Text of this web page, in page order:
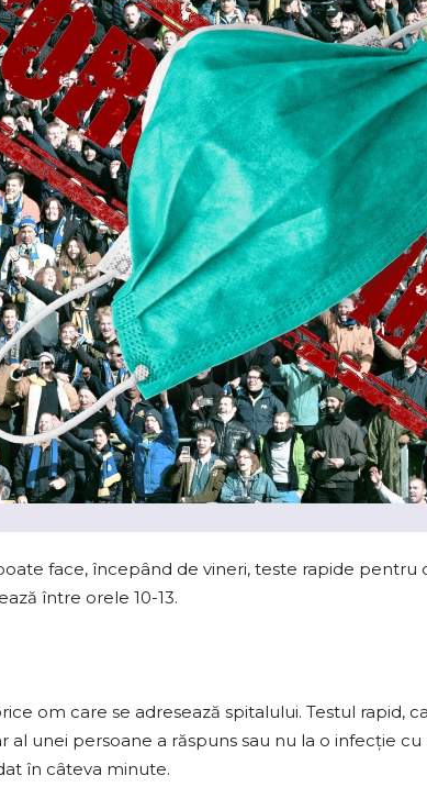
face, începând de vineri, teste rapide pentru
între orele 10-13.
om care se adresează spitalului. Testul rapid,
al unei persoane a răspuns sau nu la o infecție
în câteva minute.